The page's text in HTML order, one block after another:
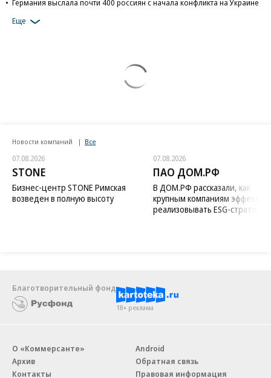
Германия выслала почти 400 россиян с начала конфликта на Украине
Еще
Новости компаний Все
07.08.2026
STONE
Бизнес-центр STONE Римская
возведен в полную высоту
07.08.2026
ПАО ДОМ.РФ
В ДОМ.РФ рассказали, как
крупным компаниям
реализовывать ESG-стратегию
Благотворительный фонд
18+ реклама
О «Коммерсанте»
Архив
Контакты
Android
Обратная связь
Правовая информация